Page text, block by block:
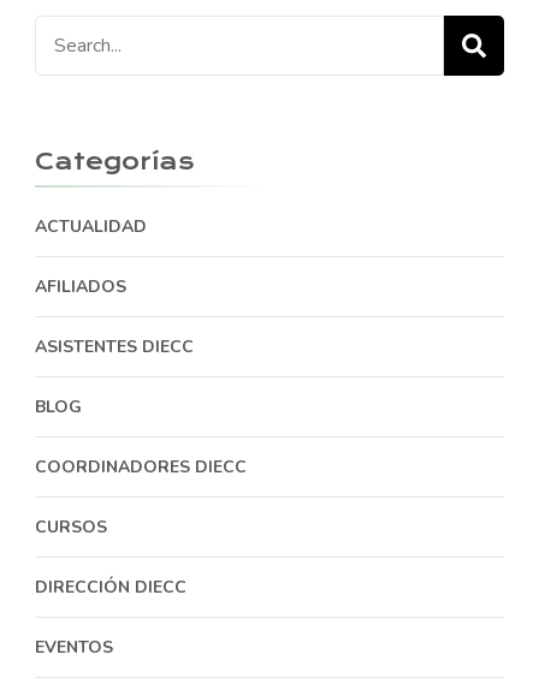
Search
for:
Categorías
ACTUALIDAD
AFILIADOS
ASISTENTES DIECC
BLOG
COORDINADORES DIECC
CURSOS
DIRECCIÓN DIECC
EVENTOS